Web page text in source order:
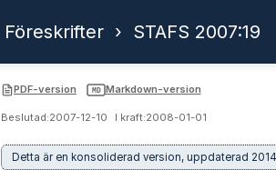
Föreskrifter › STAFS 2007:19
PDF-version MD Markdown-version
Beslutad:2007-12-10 I kraft:2008-01-01
Detta är en konsoliderad version, uppdaterad